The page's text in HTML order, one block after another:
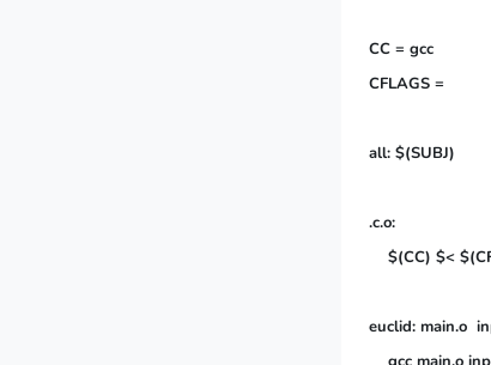
CC = gcc
CFLAGS =
all: $(SUBJ)
.c.o:
$(CC) $<
euclid: main.o